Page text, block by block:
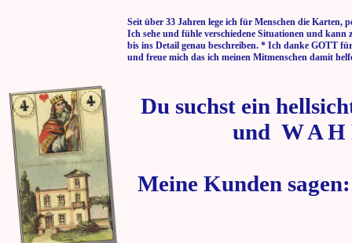
Seit über 33 Jahren lege ich für Menschen die Karten,
Ich sehe und fühle verschiedene Situationen und kann
bis ins Detail genau beschreiben. * Ich danke GOTT
und freue mich das ich meinen Mitmenschen damit
Du suchst ein
und W A H
Meine Kunden